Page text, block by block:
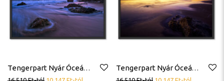
Tengerpart Nyár Óceán Trópus Tenger Poszter
Tengerpart Nyár Óceán Trópus Tenger Poszter